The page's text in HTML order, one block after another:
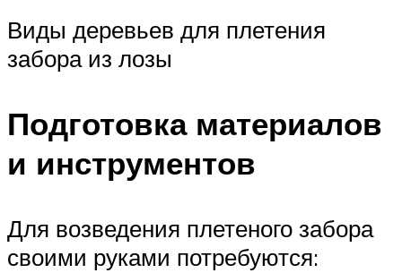
Виды деревьев для плетения
забора из лозы
Подготовка материалов
и инструментов
Для возведения плетеного забора
своими руками потребуются: